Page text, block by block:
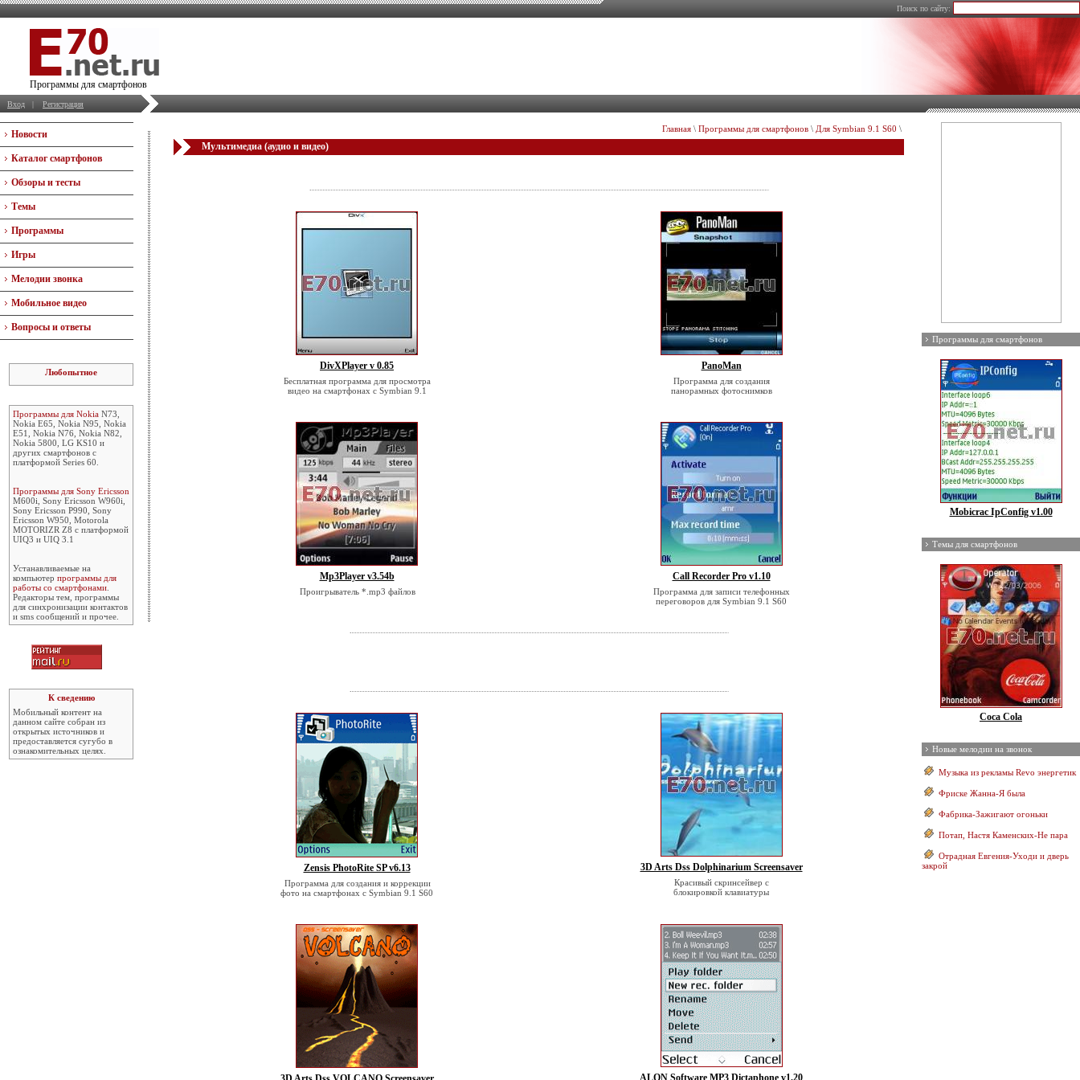
Поиск по сайту:
Программы для смартфонов
Вход | Регистрация
Новости
Каталог смартфонов
Обзоры и тесты
Темы
Программы
Игры
Мелодии звонка
Мобильное видео
Вопросы и ответы
Любопытное
Программы для Nokia N73,
Nokia E65, Nokia N95, Nokia
E51, Nokia N76, Nokia N82,
Nokia 5800, LG KS10 и
других смартфонов с
платформой Series 60.
Программы для Sony Ericsson
M600i, Sony Ericsson W960i,
Sony Ericsson P990, Sony
Ericsson W950, Motorola
MOTORIZR Z8 с платформой
UIQ3 и UIQ 3.1
Устанавливаемые на
компьютер программы для
работы со смартфонами
Редакторы тем, программы
для синхронизации контактов
и sms сообщений и прочее.
К сведению
Мобильный контент на
данном сайте собран из
открытых источников и
предоставляется сугубо в
ознакомительных целях.
Главная \ Программы для смартфонов \ Для Symbian 9.1 S60 \
Мультимедиа (аудио и видео)
DivXPlayer v 0.85
Бесплатная программа для просмотра
видео на смартфонах с Symbian 9.1
PanoMan
Программа для создания
панорамных фотоснимков
Mp3Player v3.54b
Проигрыватель *.mp3 файлов
Call Recorder Pro v1.10
Программа для записи телефонных
переговоров для Symbian 9.1 S60
Zensis PhotoRite SP v6.13
Программа для создания и коррекции
фото на смартфонах с Symbian 9.1 S60
3D Arts Dss Dolphinarium Screensaver
Красивый скринсейвер с
блокировкой клавиатуры
ALON Software MP3 Dictaphone v1.20
Программы для смартфонов
Mobicrac IpConfig v1.00
Темы для смартфонов
Coca Cola
Новые мелодии на звонок
Музыка из рекламы Revo энергетик
Фриске Жанна-Я была
Фабрика-Зажигают огоньки
Потап, Настя Каменских-Не пара
Отрадная Евгения-Уходи и дверь
закрой